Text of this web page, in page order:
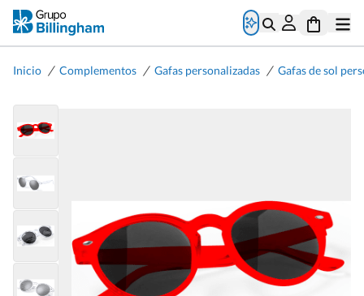
Inicio / Complementos / Gafas personalizadas / Gafas de sol